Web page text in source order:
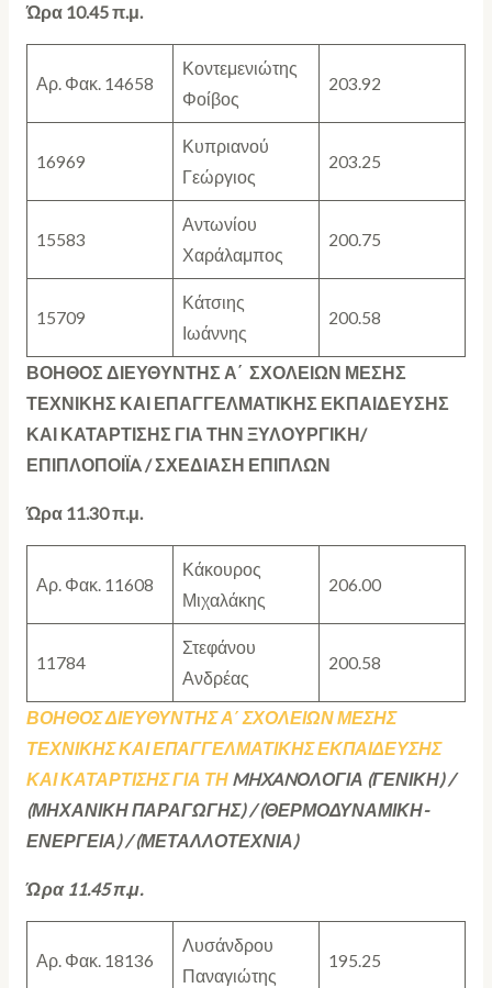
Ώρα 10.45 π.μ.
Αρ. Φακ. 14658
Κοντεμενιώτης
Φοίβος
203.92
16969
Κυπριανού
Γεώργιος
203.25
15583
Αντωνίου
Χαράλαμπος
200.75
15709
Κάτσιης
Ιωάννης
200.58
ΒΟΗΘΟΣ ΔΙΕΥΘΥΝΤΗΣ Α΄ ΣΧΟΛΕΙΩΝ ΜΕΣΗΣ
ΤΕΧΝΙΚΗΣ ΚΑΙ ΕΠΑΓΓΕΛΜΑΤΙΚΗΣ ΕΚΠΑΙΔΕΥΣΗΣ
ΚΑΙ ΚΑΤΑΡΤΙΣΗΣ ΓΙΑ ΤΗΝ ΞΥΛΟΥΡΓΙΚΗ/
ΕΠΙΠΛΟΠΟΙΪ A/ ΣΧΕΔΙΑΣΗ ΕΠΙΠΛΩΝ
Ώρα 11.30 π.μ.
Αρ. Φακ. 11608
Κάκουρος
Μιχαλάκης
206.00
11784
Στεφάνου
Ανδρέας
200.58
ΒΟΗΘΟΣ ΔΙΕΥΘΥΝΤΗΣ Α΄ ΣΧΟΛΕΙΩΝ ΜΕΣΗΣ
ΤΕΧΝΙΚΗΣ ΚΑΙ ΕΠΑΓΓΕΛΜΑΤΙΚΗΣ ΕΚΠΑΙΔΕΥΣΗΣ
ΚΑΙ ΚΑΤΑΡΤΙΣΗΣ ΓΙΑ ΤΗ MHXANΟΛΟΓΙΑ (ΓΕΝΙΚΗ) /
(ΜΗΧΑΝΙΚΗ ΠΑΡΑΓΩΓΗΣ) / (ΘΕΡΜΟΔΥΝΑΜΙΚΗ-
ΕΝΕΡΓΕΙΑ) / (ΜΕΤΑΛΛΟΤΕΧΝΙΑ)
Ώρα 11.45 π.μ.
Αρ. Φακ. 18136
Λυσάνδρου
Παναγιώτης
195.25